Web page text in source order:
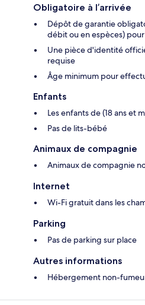
Obligatoire à l’arrivée
Dépôt de garantie
débit ou en espèces)
Une pièce d'identité
requise
Âge minimum pour
Enfants
Les enfants de (18 ans et
Pas de lits-bébé
Animaux de compagnie
Animaux de compagnie
Internet
Wi-Fi gratuit dans les
Parking
Pas de parking sur place
Autres informations
Hébergement non-